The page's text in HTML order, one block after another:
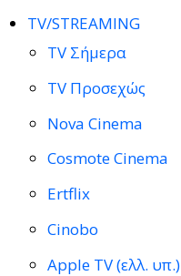
TV/STREAMING
TV Σήμερα
TV Προσεχώς
Nova Cinema
Cosmote Cinema
Ertflix
Cinobo
Apple TV (ελλ. υπ.)